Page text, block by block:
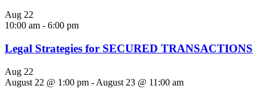
Aug 22
10:00 am - 6:00 pm
Legal Strategies for SECURED TRANSACTIONS
Aug 22
August 22 @ 1:00 pm - August 23 @ 11:00 am